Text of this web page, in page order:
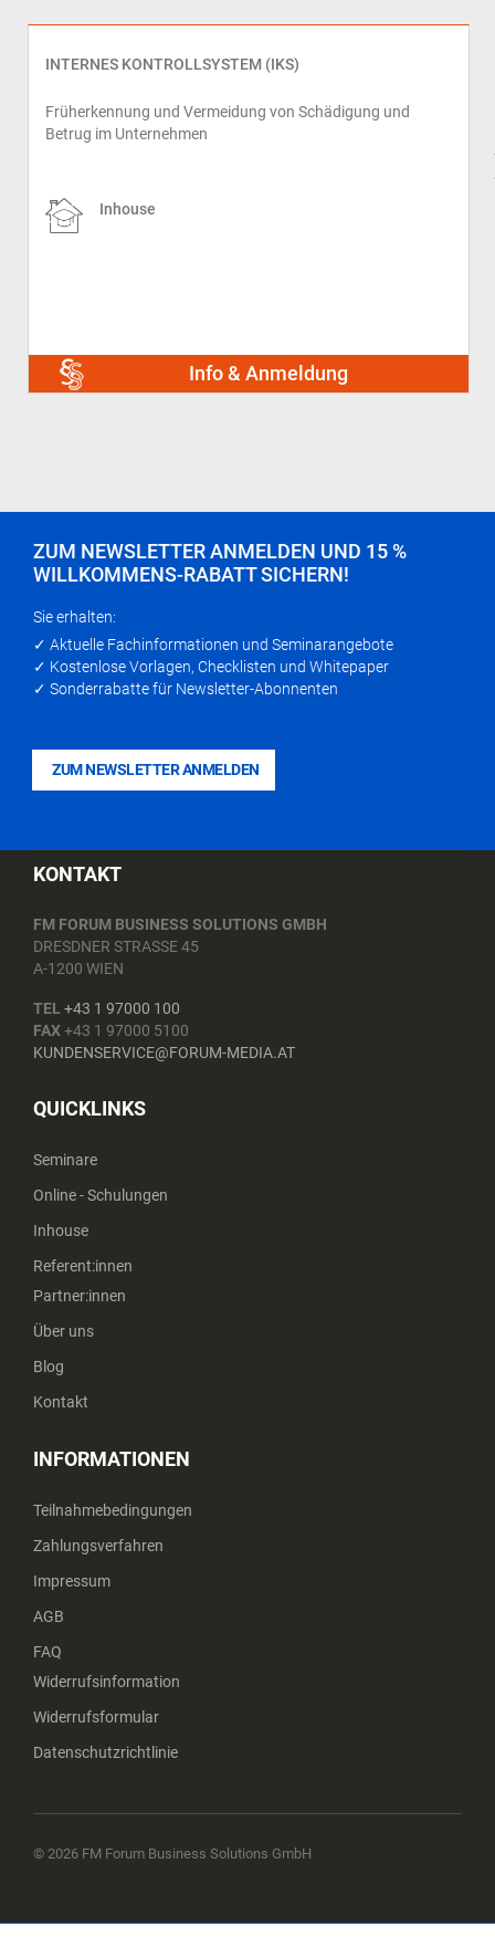
INTERNES KONTROLLSYSTEM (IKS)
Früherkennung und Vermeidung von Schädigung und
Betrug im Unternehmen
Inhouse
Info & Anmeldung
ZUM NEWSLETTER ANMELDEN UND 15 %
WILLKOMMENS-RABATT SICHERN!
Sie erhalten:
✓ Aktuelle Fachinformationen und Seminarangebote
✓ Kostenlose Vorlagen, Checklisten und Whitepaper
✓ Sonderrabatte für Newsletter-Abonnenten
ZUM NEWSLETTER ANMELDEN
KONTAKT
FM FORUM BUSINESS SOLUTIONS GMBH
DRESDNER STRASSE 45
A-1200 WIEN
TEL +43 1 97000 100
FAX+43 1 97000 5100
KUNDENSERVICE@FORUM-MEDIA.AT
QUICKLINKS
Seminare
Online - Schulungen
Inhouse
Referent:innen
Partner:innen
Über uns
Blog
Kontakt
INFORMATIONEN
Teilnahmebedingungen
Zahlungsverfahren
Impressum
AGB
FAQ
Widerrufsinformation
Widerrufsformular
Datenschutzrichtlinie
© 2026 FM Forum Business Solutions GmbH